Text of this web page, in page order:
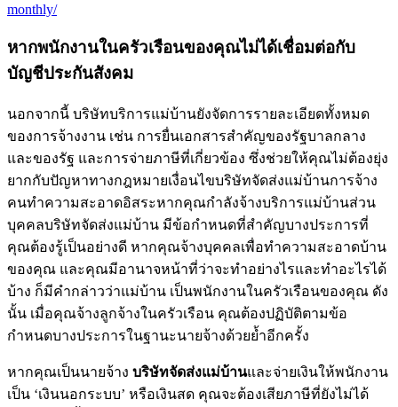
monthly/
หากพนักงานในครัวเรือนของคุณไม่ได้เชื่อมต่อกับ
บัญชีประกันสังคม
นอกจากนี้ บริษัทบริการแม่บ้านยังจัดการรายละเอียดทั้งหมด
ของการจ้างงาน เช่น การยื่นเอกสารสำคัญของรัฐบาลกลาง
และของรัฐ และการจ่ายภาษีที่เกี่ยวข้อง ซึ่งช่วยให้คุณไม่ต้องยุ่ง
ยากกับปัญหาทางกฎหมายเงื่อนไขบริษัทจัดส่งแม่บ้านการจ้าง
คนทำความสะอาดอิสระหากคุณกำลังจ้างบริการแม่บ้านส่วน
บุคคลบริษัทจัดส่งแม่บ้าน มีข้อกำหนดที่สำคัญบางประการที่
คุณต้องรู้เป็นอย่างดี หากคุณจ้างบุคคลเพื่อทำความสะอาดบ้าน
ของคุณ และคุณมีอานาจหน้าที่ว่าจะทำอย่างไรและทำอะไรได้
บ้าง ก็มีคำกล่าวว่าแม่บ้าน เป็นพนักงานในครัวเรือนของคุณ ดัง
นั้น เมื่อคุณจ้างลูกจ้างในครัวเรือน คุณต้องปฏิบัติตามข้อ
กำหนดบางประการในฐานะนายจ้างด้วยย้ำอีกครั้ง
หากคุณเป็นนายจ้าง บริษัทจัดส่งแม่บ้านและจ่ายเงินให้พนักงาน
เป็น ‘เงินนอกระบบ’ หรือเงินสด คุณจะต้องเสียภาษีที่ยังไม่ได้